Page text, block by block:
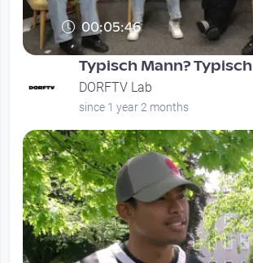
00:05:46
Typisch Mann?
DORFTV Lab
since 1 year 2 months